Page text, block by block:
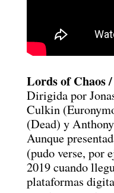
Lords of Chaos /
Dirigida por
Culkin
(Dead) y
Aunque
(pudo verse, por
2019 cuando
plataformas